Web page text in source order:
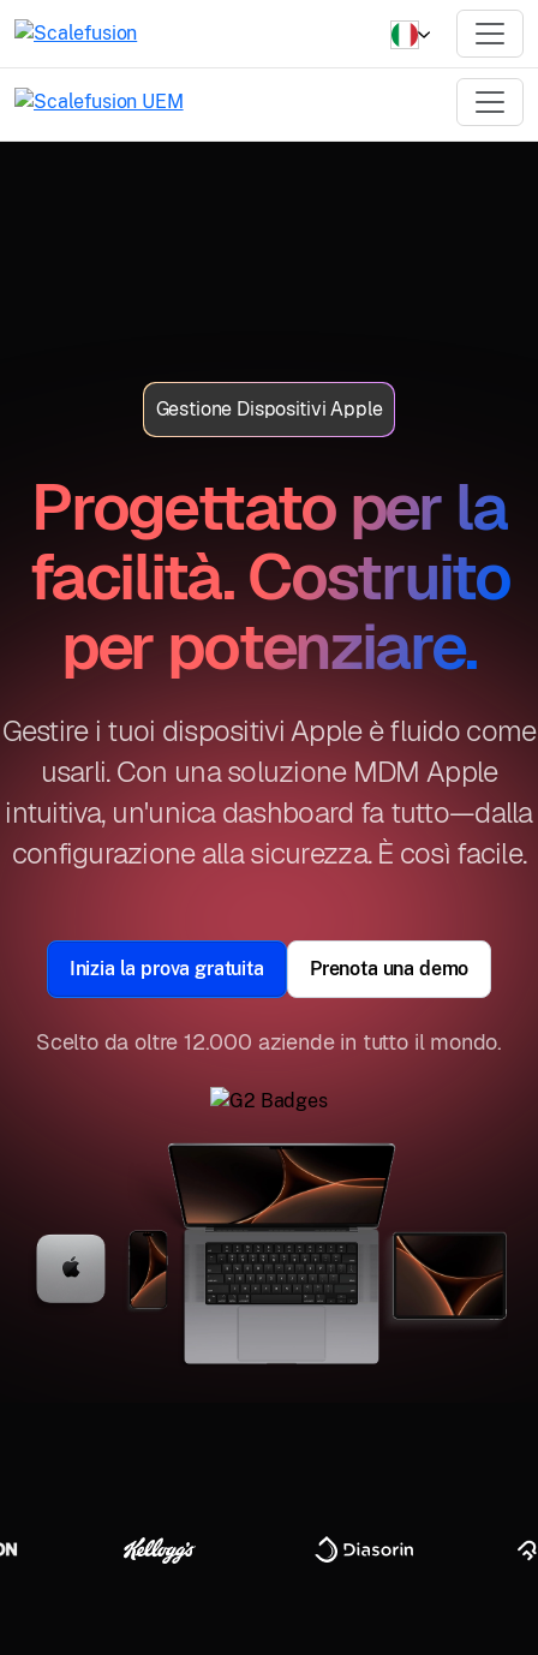
Gestione Dispositivi Apple
Progettato per la
facilità. Costruito
per potenziare.
Gestire i tuoi dispositivi Apple è fluido come
usarli. Con una soluzione MDM Apple
intuitiva, un'unica dashboard fa tutto—dalla
configurazione alla sicurezza. È così facile.
Inizia la prova gratuita Prenota una demo
Scelto da oltre 12.000 aziende in tutto il mondo.